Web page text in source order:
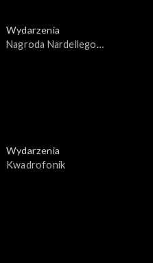
Wydarzenia
Nagroda Nardellego
Wydarzenia
Kwadrofonik